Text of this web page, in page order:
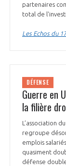
partenaires
total de
Les Echos du
DÉFENSE
Guerre en
la filière
L’association
regroupe
emplois
quasiment
défense